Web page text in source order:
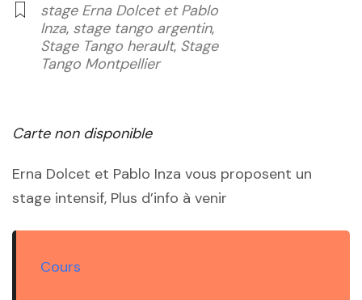
stage Erna Dolcet et Pablo
Inza, stage tango argentin,
Stage Tango herault, Stage
Tango Montpellier
Carte non disponible
Erna Dolcet et Pablo Inza vous proposent un
stage intensif, Plus d’info à venir
Cours